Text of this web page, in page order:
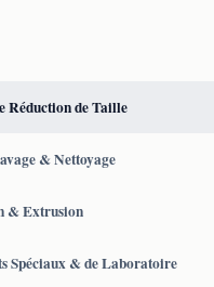
Réduction de Taille
& Nettoyage
& Extrusion
Spéciaux & de Laboratoire